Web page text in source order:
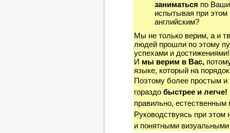
заниматься по
испытывая при этом
английским?
Мы не только верим, а и
людей прошли по этому
успехами и достижениями!
И мы верим в Вас,
языке, который на
Поэтому более простым
гораздо быстрее и легче!
правильно, естественным
Руководствуясь при
и понятными